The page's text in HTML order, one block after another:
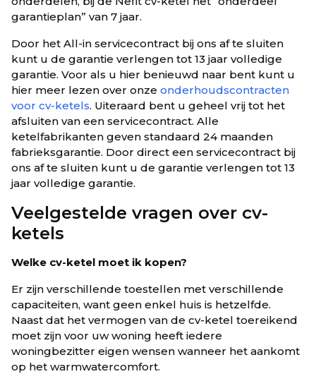
garantieplan” van 7 jaar.
Door het All-in servicecontract bij ons af te sluiten
kunt u de garantie verlengen tot 13 jaar volledige
garantie. Voor als u hier benieuwd naar bent kunt u
hier meer lezen over onze onderhoudscontracten
voor cv-ketels. Uiteraard bent u geheel vrij tot het
afsluiten van een servicecontract. Alle
ketelfabrikanten geven standaard 24 maanden
fabrieksgarantie. Door direct een servicecontract bij
ons af te sluiten kunt u de garantie verlengen tot 13
jaar volledige garantie.
Veelgestelde vragen over cv-
ketels
Welke cv-ketel moet ik kopen?
Er zijn verschillende toestellen met verschillende
capaciteiten, want geen enkel huis is hetzelfde.
Naast dat het vermogen van de cv-ketel toereikend
moet zijn voor uw woning heeft iedere
woningbezitter eigen wensen wanneer het aankomt
op het warmwatercomfort.